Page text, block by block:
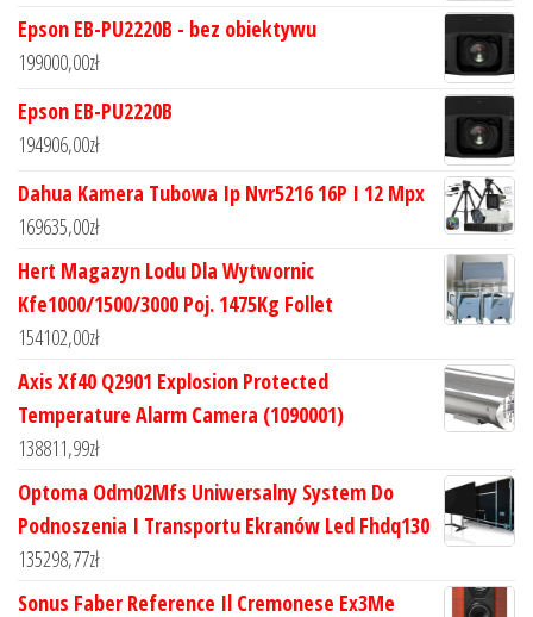
Epson EB-PU2220B - bez obiektywu
199000,00zł
Epson EB-PU2220B
194906,00zł
Dahua Kamera Tubowa Ip Nvr5216 16P I 12 Mpx
169635,00zł
Hert Magazyn Lodu Dla Wytwornic
Kfe1000/1500/3000 Poj. 1475Kg Follet
154102,00zł
Axis Xf40 Q2901 Explosion Protected
Temperature Alarm Camera (1090001)
138811,99zł
Optoma Odm02Mfs Uniwersalny System Do
Podnoszenia I Transportu Ekranów Led Fhdq130
135298,77zł
Sonus Faber Reference Il Cremonese Ex3Me